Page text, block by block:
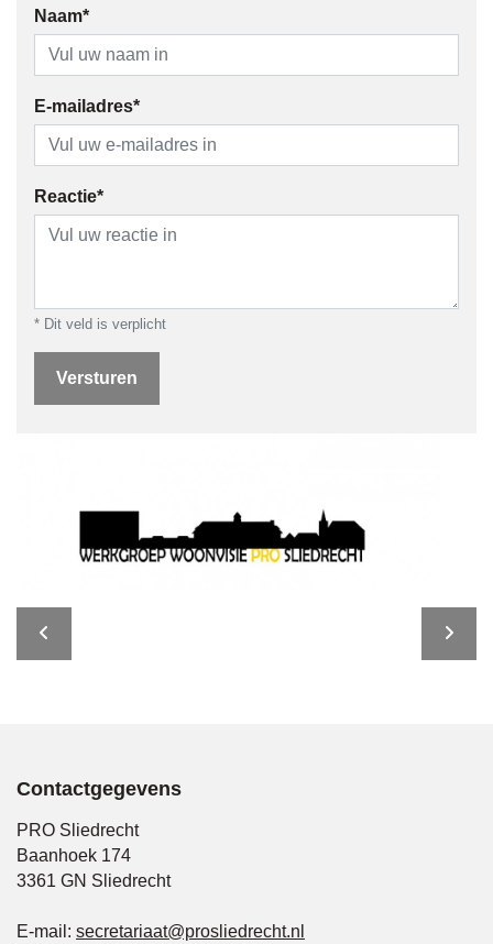
Naam*
E-mailadres*
Reactie*
* Dit veld is verplicht
Versturen
Contactgegevens
PRO Sliedrecht
Baanhoek 174
3361 GN Sliedrecht
E-mail: secretariaat@prosliedrecht.nl